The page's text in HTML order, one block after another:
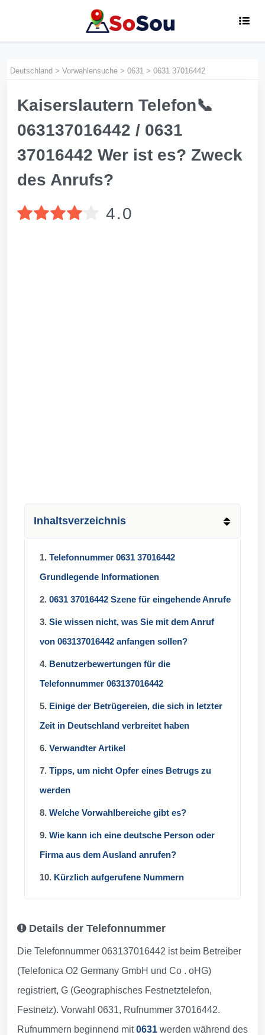
Deutschland > Vorwahlensuche > 0631 > 0631 37016442
Kaiserslautern Telefon📞
063137016442 / 0631
37016442 Wer ist es? Zweck
des Anrufs?
4.0
Inhaltsverzeichnis
1. Telefonnummer 0631 37016442
Grundlegende Informationen
2. 0631 37016442 Szene für eingehende Anrufe
3. Sie wissen nicht, was Sie mit dem Anruf
von 063137016442 anfangen sollen?
4. Benutzerbewertungen für die
Telefonnummer 063137016442
5. Einige der Betrügereien, die sich in letzter
Zeit in Deutschland verbreitet haben
6. Verwandter Artikel
7. Tipps, um nicht Opfer eines Betrugs zu
werden
8. Welche Vorwahlbereiche gibt es?
9. Wie kann ich eine deutsche Person oder
Firma aus dem Ausland anrufen?
10. Kürzlich aufgerufene Nummern
Details der Telefonnummer
Die Telefonnummer 063137016442 ist beim Betreiber
(Telefonica O2 Germany GmbH und Co . oHG)
registriert, G (Geographisches Festnetztelefon,
Festnetz). Vorwahl 0631, Rufnummer 37016442.
Rufnummern beginnend mit0631 werden während des